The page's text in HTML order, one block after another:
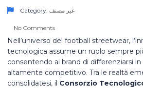
Category: غير مصنف
No Comments
Nell’universo del football streetwear,
tecnologica assume un ruolo sempre
consentendo ai brand di differenziarsi
altamente competitivo. Tra le realtà
consolidatesi, il Consorzio